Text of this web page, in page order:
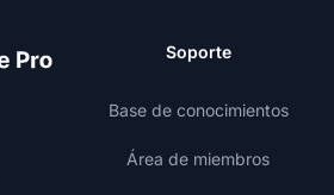
Soporte
Base de conocimientos
Área de miembros